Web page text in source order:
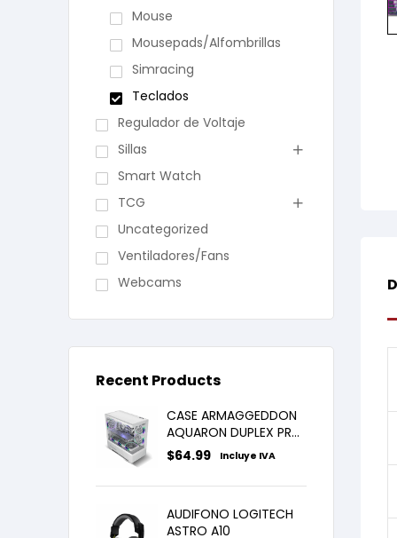
Mouse
Mousepads/Alfombrillas
Simracing
Teclados
Regulador de Voltaje
Sillas
Smart Watch
TCG
Uncategorized
Ventiladores/Fans
Webcams
Recent Products
CASE ARMAGGEDDON
AQUARON DUPLEX PRO
WHITE X3FANS ARGB
$64.99 Incluye IVA
AUDIFONO LOGITECH
ASTRO A10